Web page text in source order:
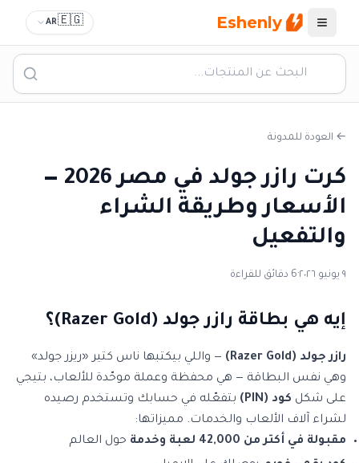
القائمة Eshenly
🇪🇬
AR
← العودة للمدونة
كرت رازر جولد في مصر 2026 —
الأسعار وطريقة الشراء
والتفعيل
٩ يونيو ٢٠٢٦ ·6 دقائق للقراءة
إيه هي بطاقة رازر جولد (Razer Gold)؟
رازر جولد (Razer Gold)
— واللي بيكتبها ناس كتير «ريزر جولد»
وهي نفس البطاقة — هي محفظة وعملة موحّدة للألعاب، بتيجي
على شكل كود (PIN)
بتفعّله في حسابك وتستخدم رصيده
لشراء آلاف الألعاب والخدمات. مميزاتها:
مقبولة في أكتر من 42,000 لعبة وخدمة
حول العالم